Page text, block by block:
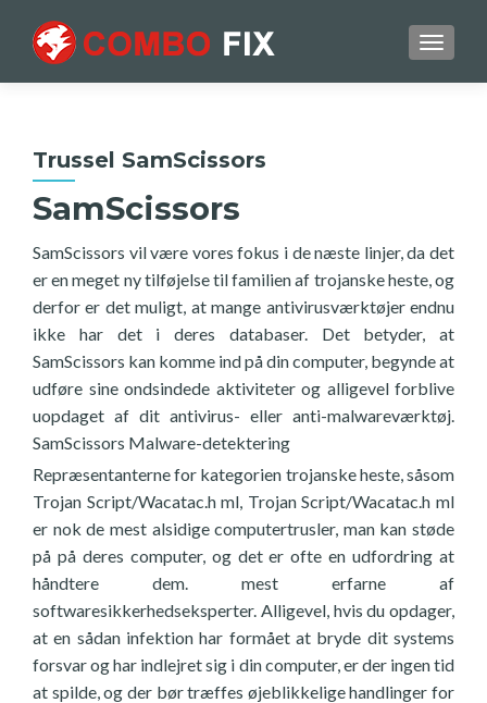
Trussel SamScissors
SamScissors
SamScissors vil være vores fokus i de næste linjer, da det
er en meget ny tilføjelse til familien af trojanske heste, og
derfor er det muligt, at mange antivirusværktøjer endnu
ikke har det i deres databaser. Det betyder, at
SamScissors kan komme ind på din computer, begynde at
udføre sine ondsindede aktiviteter og alligevel forblive
uopdaget af dit antivirus- eller anti-malwareværktøj.
SamScissors Malware-detektering
Repræsentanterne for kategorien trojanske heste, såsom
Trojan Script/Wacatac.h ml, Trojan Script/Wacatac.h ml
er nok de mest alsidige computertrusler, man kan støde
på på deres computer, og det er ofte en udfordring at
håndtere dem. mest erfarne af
softwaresikkerhedseksperter. Alligevel, hvis du opdager,
at en sådan infektion har formået at bryde dit systems
forsvar og har indlejret sig i din computer, er der ingen tid
at spilde, og der bør træffes øjeblikkelige handlinger for